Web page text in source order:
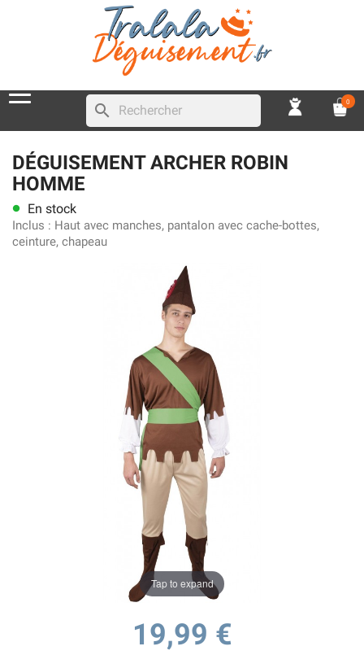
search 0
DÉGUISEMENT ARCHER ROBIN
HOMME
lens En stock
Inclus : Haut avec manches, pantalon avec cache-bottes,
ceinture, chapeau
Tap to expand
19,99 €